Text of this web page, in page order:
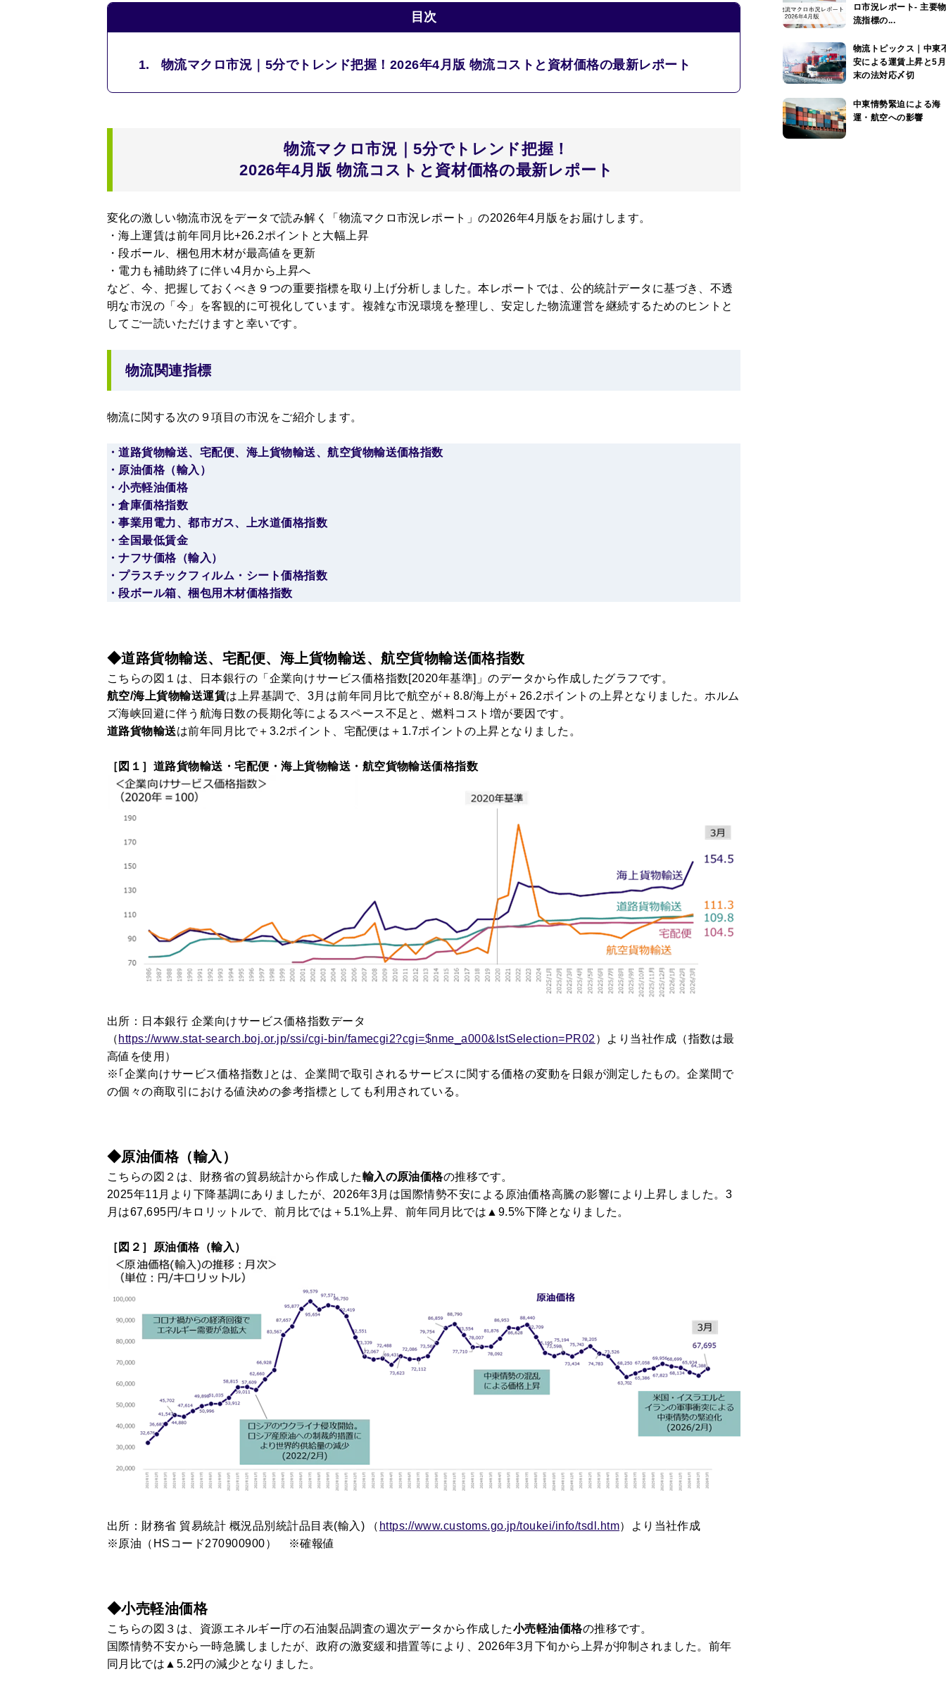
目次
1. 物流マクロ市況｜5分でトレンド把握！2026年4月版 物流コストと資材価格の最新レポート
物流マクロ市況｜5分でトレンド把握！
2026年4月版 物流コストと資材価格の最新レポート
変化の激しい物流市況をデータで読み解く「物流マクロ市況レポート」の2026年4月版をお届けします。
・海上運賃は前年同月比+26.2ポイントと大幅上昇
・段ボール、梱包用木材が最高値を更新
・電力も補助終了に伴い4月から上昇へ
など、今、把握しておくべき９つの重要指標を取り上げ分析しました。本レポートでは、公的統計データに基づき、不透
明な市況の「今」を客観的に可視化しています。複雑な市況環境を整理し、安定した物流運営を継続するためのヒントと
してご一読いただけますと幸いです。
物流関連指標
物流に関する次の９項目の市況をご紹介します。
・道路貨物輸送、宅配便、海上貨物輸送、航空貨物輸送価格指数
・原油価格（輸入）
・小売軽油価格
・倉庫価格指数
・事業用電力、都市ガス、上水道価格指数
・全国最低賃金
・ナフサ価格（輸入）
・プラスチックフィルム・シート価格指数
・段ボール箱、梱包用木材価格指数
◆道路貨物輸送、宅配便、海上貨物輸送、航空貨物輸送価格指数
こちらの図１は、日本銀行の「企業向けサービス価格指数[2020年基準]」のデータから作成したグラフです。
航空/海上貨物輸送運賃は上昇基調で、3月は前年同月比で航空が＋8.8/海上が＋26.2ポイントの上昇となりました。ホルム
ズ海峡回避に伴う航海日数の長期化等によるスペース不足と、燃料コスト増が要因です。
道路貨物輸送は前年同月比で＋3.2ポイント、宅配便は＋1.7ポイントの上昇となりました。
［図１］道路貨物輸送・宅配便・海上貨物輸送・航空貨物輸送価格指数
出所：日本銀行 企業向けサービス価格指数データ
（ https://www.stat-search.boj.or.jp/ssi/cgi-bin/famecgi2?cgi=$nme_a000&lstSelection=PR02 ）より当社作成（指数は最
高値を使用）
※｢企業向けサービス価格指数｣とは、企業間で取引されるサービスに関する価格の変動を日銀が測定したもの。企業間で
の個々の商取引における値決めの参考指標としても利用されている。
◆原油価格（輸入）
こちらの図２は、財務省の貿易統計から作成した輸入の原油価格の推移です。
2025年11月より下降基調にありましたが、2026年3月は国際情勢不安による原油価格高騰の影響により上昇しました。3
月は67,695円/キロリットルで、前月比では＋5.1%上昇、前年同月比では▲9.5%下降となりました。
［図２］原油価格（輸入）
出所：財務省 貿易統計 概況品別統計品目表(輸入) （ https://www.customs.go.jp/toukei/info/tsdl.htm）より当社作成
※原油（HSコード270900900） ※確報値
◆小売軽油価格
こちらの図３は、資源エネルギー庁の石油製品調査の週次データから作成した小売軽油価格の推移です。
国際情勢不安から一時急騰しましたが、政府の激変緩和措置等により、2026年3月下旬から上昇が抑制されました。前年
同月比では▲5.2円の減少となりました。
ロ市況レポート- 主要物
流指標の...
物流トピックス｜中東
安による運賃上昇と5月
末の法対応〆切
中東情勢緊迫による海
運・航空への影響